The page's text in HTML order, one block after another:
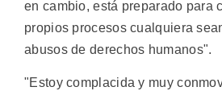
en cambio, está preparado para
propios procesos cualquiera
abusos de derechos humanos".
"Estoy complacida y muy